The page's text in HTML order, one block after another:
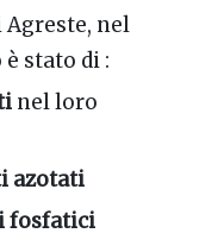
nel
stato di :
nel loro
azotati
fosfatici